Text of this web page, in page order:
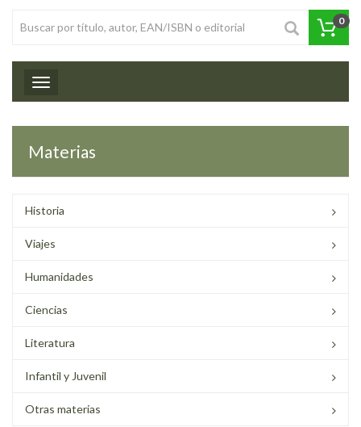
0
Toggle navigation
Materias
Historia
Viajes
Humanidades
Ciencias
Literatura
Infantil y Juvenil
Otras materias